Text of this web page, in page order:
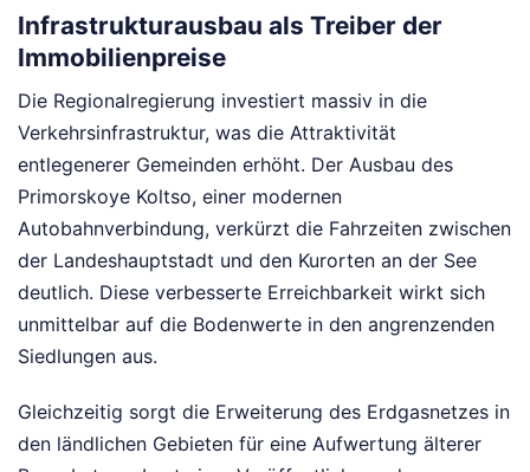
Infrastrukturausbau als Treiber der
Immobilienpreise
Die Regionalregierung investiert massiv in die
Verkehrsinfrastruktur, was die Attraktivität
entlegenerer Gemeinden erhöht. Der Ausbau des
Primorskoye Koltso, einer modernen
Autobahnverbindung, verkürzt die Fahrzeiten zwischen
der Landeshauptstadt und den Kurorten an der See
deutlich. Diese verbesserte Erreichbarkeit wirkt sich
unmittelbar auf die Bodenwerte in den angrenzenden
Siedlungen aus.
Gleichzeitig sorgt die Erweiterung des Erdgasnetzes in
den ländlichen Gebieten für eine Aufwertung älterer